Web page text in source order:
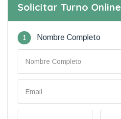
Solicitar Turno Online
1 Nombre Completo